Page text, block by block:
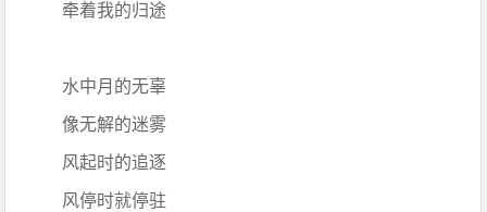
牵着我的归途
水中月的无辜
像无解的迷雾
风起时的追逐
风停时就停驻